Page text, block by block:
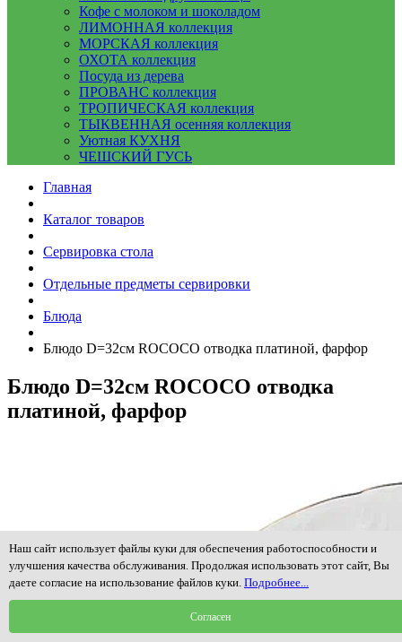
Кофе с молоком и шоколадом
ЛИМОННАЯ коллекция
МОРСКАЯ коллекция
ОХОТА коллекция
Посуда из дерева
ПРОВАНС коллекция
ТРОПИЧЕСКАЯ коллекция
ТЫКВЕННАЯ осенняя коллекция
Уютная КУХНЯ
ЧЕШСКИЙ ГУСЬ
Главная
Каталог товаров
Сервировка стола
Отдельные предметы сервировки
Блюда
Блюдо D=32см ROCOCO отводка платиной, фарфор
Блюдо D=32см ROCOCO отводка
платиной, фарфор
Наш сайт использует файлы куки для обеспечения работоспособности и
улучшения качества обслуживания. Продолжая использовать этот сайт, Вы
даете согласие на использование файлов куки. Подробнее...
Согласен